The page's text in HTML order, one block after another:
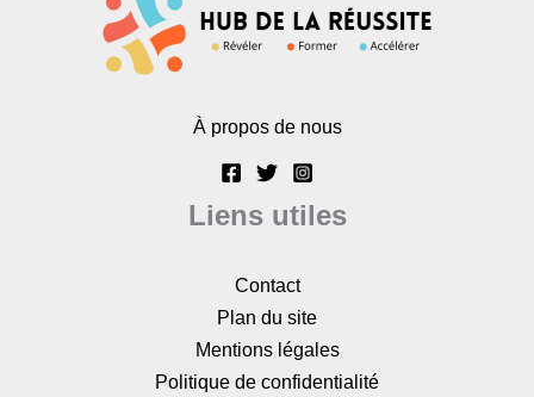
À propos de nous
Liens utiles
Contact
Plan du site
Mentions légales
Politique de confidentialité